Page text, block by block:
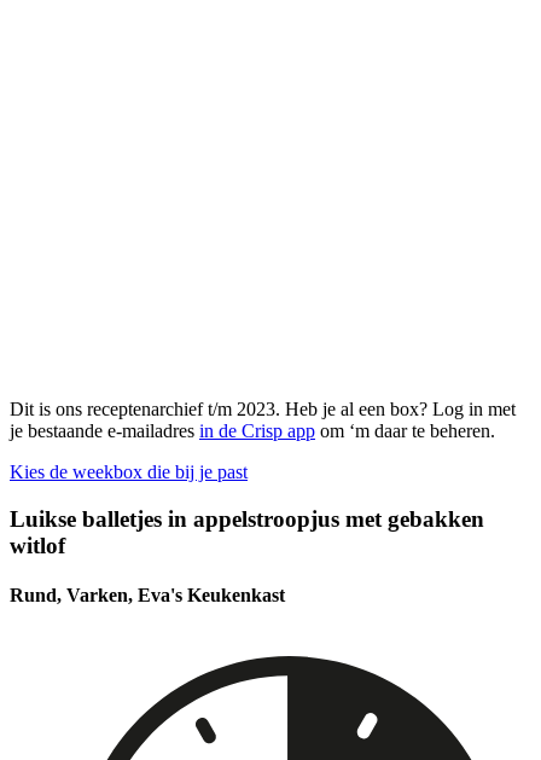
Dit is ons receptenarchief t/m 2023. Heb je al een box? Log in met
je bestaande e-mailadres in de Crisp app om ‘m daar te beheren.
Kies de weekbox die bij je past
Luikse balletjes in appelstroopjus met gebakken
witlof
Rund, Varken, Eva's Keukenkast